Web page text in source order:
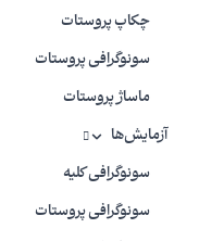
چکاپ پروستات
سونوگرافی پروستات
ماساژ پروستات
آزمایش‌ها
سونوگرافی کلیه
سونوگرافی پروستات
برخی از خانم‌ها بیشتر از
که هرگز از طریق واژن زایمان
طریق واژن زایمان می کنند
سیگار کشیدن گردش خون را
اکسیژن می گیرد. نازک شدن
خون کاهش یا محدود شود.